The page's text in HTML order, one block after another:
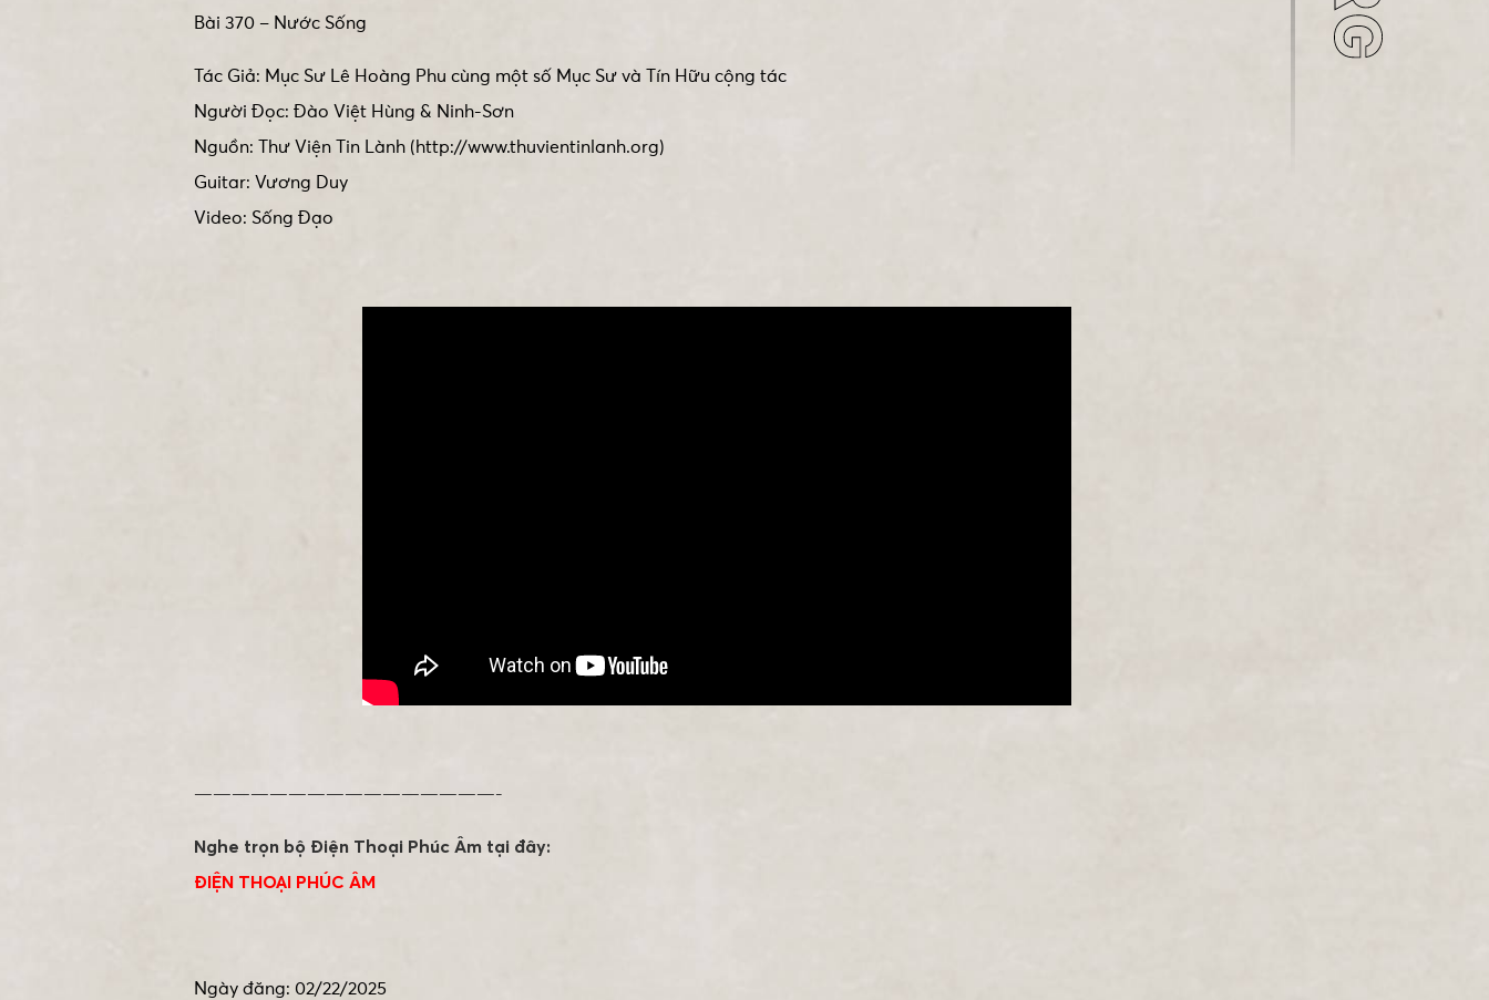
Bài 370 – Nước Sống
Tác Giả: Mục Sư Lê Hoàng Phu cùng một số Mục Sư và Tín Hữu cộng tác
Người Đọc: Đào Việt Hùng & Ninh-Sơn
Nguồn: Thư Viện Tin Lành (http://www.thuvientinlanh.org)
Guitar: Vương Duy
Video: Sống Đạo
————————————————-
Nghe trọn bộ Điện Thoại Phúc Âm tại đây:
ĐIỆN THOẠI PHÚC ÂM
Ngày đăng: 02/22/2025